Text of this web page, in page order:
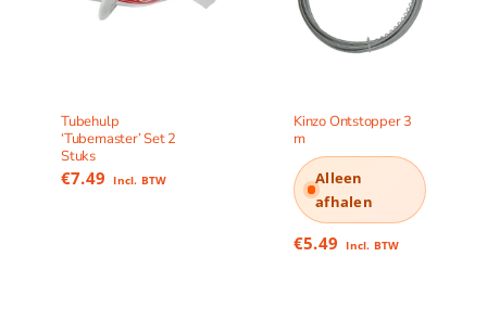
Tubehulp
‘Tubemaster’ Set 2
Stuks
€7.49 Incl. BTW
Kinzo Ontstopper 3
m
Alleen
afhalen
€5.49 Incl. BTW